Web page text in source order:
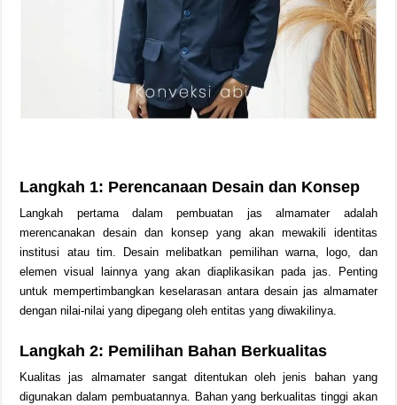
Langkah 1: Perencanaan Desain dan Konsep
Langkah pertama dalam pembuatan jas almamater adalah
merencanakan desain dan konsep yang akan mewakili identitas
institusi atau tim. Desain melibatkan pemilihan warna, logo, dan
elemen visual lainnya yang akan diaplikasikan pada jas. Penting
untuk mempertimbangkan keselarasan antara desain jas almamater
dengan nilai-nilai yang dipegang oleh entitas yang diwakilinya.
Langkah 2: Pemilihan Bahan Berkualitas
Kualitas jas almamater sangat ditentukan oleh jenis bahan yang
digunakan dalam pembuatannya. Bahan yang berkualitas tinggi akan